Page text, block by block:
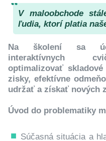
V maloobchode
ľudia, ktorí platia
Na školení sa
interaktívnych
optimalizovať
zisky, efektívne
udržať a získať nových
Úvod do problematiky
Súčasná situácia a